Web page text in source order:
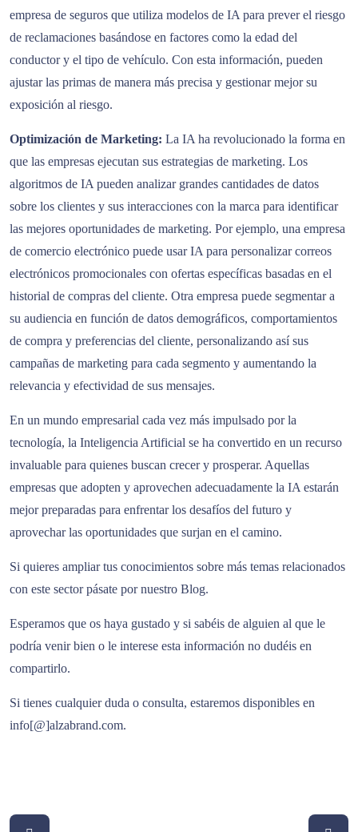
empresa de seguros que utiliza modelos de IA para prever el riesgo
de reclamaciones basándose en factores como la edad del
conductor y el tipo de vehículo. Con esta información, pueden
ajustar las primas de manera más precisa y gestionar mejor su
exposición al riesgo.
Optimización de Marketing: La IA ha revolucionado la forma en
que las empresas ejecutan sus estrategias de marketing. Los
algoritmos de IA pueden analizar grandes cantidades de datos
sobre los clientes y sus interacciones con la marca para identificar
las mejores oportunidades de marketing. Por ejemplo, una empresa
de comercio electrónico puede usar IA para personalizar correos
electrónicos promocionales con ofertas específicas basadas en el
historial de compras del cliente. Otra empresa puede segmentar a
su audiencia en función de datos demográficos, comportamientos
de compra y preferencias del cliente, personalizando así sus
campañas de marketing para cada segmento y aumentando la
relevancia y efectividad de sus mensajes.
En un mundo empresarial cada vez más impulsado por la
tecnología, la Inteligencia Artificial se ha convertido en un recurso
invaluable para quienes buscan crecer y prosperar. Aquellas
empresas que adopten y aprovechen adecuadamente la IA estarán
mejor preparadas para enfrentar los desafíos del futuro y
aprovechar las oportunidades que surjan en el camino.
Si quieres ampliar tus conocimientos sobre más temas relacionados
con este sector pásate por nuestro Blog.
Esperamos que os haya gustado y si sabéis de alguien al que le
podría venir bien o le interese esta información no dudéis en
compartirlo.
Si tienes cualquier duda o consulta, estaremos disponibles en
info[@]alzabrand.com.